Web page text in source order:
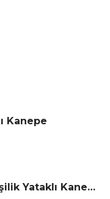
Kanepe
Serios Üçlü Sandıklı – Tek Kişilik Yataklı Kanepe